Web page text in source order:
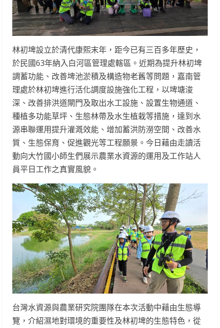
林初埤設立於清代康熙末年，距今已有三百多年歷史，
於民國63年納入白河區管理處轄區。近期為提升林初埤
調蓄功能、改善埤池淤積及構造物老舊等問題，嘉南管
理處於林初埤進行活化調度設施強化工程，以埤塘浚
深、改善排洪道閘門及取出水工設施、設置生物通道、
種植多功能草坪、生態林帶及水生植栽等措施，達到水
源串聯運用提升灌溉效能、增加蓄洪防澇空間、改善水
質、生態保育、促進觀光等工程願景。今日藉由走讀活
動向大竹國小師生們展示農業水資源的運用及工作站人
員平日工作之真實風貌。
台灣水資源與農業研究院團隊在本次活動中藉由生態導
覽，介紹濕地對環境的重要性及林初埤的生態特色，從